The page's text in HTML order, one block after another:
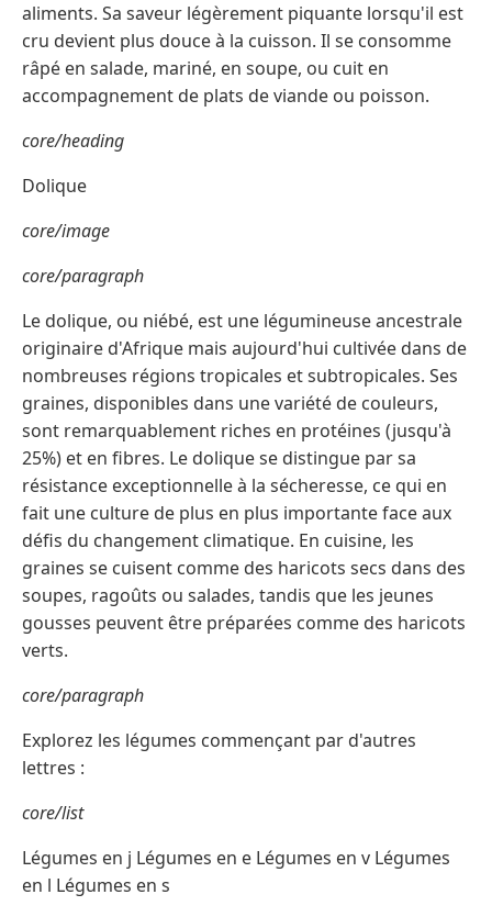
aliments. Sa saveur légèrement piquante lorsqu'il est
cru devient plus douce à la cuisson. Il se consomme
râpé en salade, mariné, en soupe, ou cuit en
accompagnement de plats de viande ou poisson.
core/heading
Dolique
core/image
core/paragraph
Le dolique, ou niébé, est une légumineuse ancestrale
originaire d'Afrique mais aujourd'hui cultivée dans de
nombreuses régions tropicales et subtropicales. Ses
graines, disponibles dans une variété de couleurs,
sont remarquablement riches en protéines (jusqu'à
25%) et en fibres. Le dolique se distingue par sa
résistance exceptionnelle à la sécheresse, ce qui en
fait une culture de plus en plus importante face aux
défis du changement climatique. En cuisine, les
graines se cuisent comme des haricots secs dans des
soupes, ragoûts ou salades, tandis que les jeunes
gousses peuvent être préparées comme des haricots
verts.
core/paragraph
Explorez les légumes commençant par d'autres
lettres :
core/list
Légumes en j Légumes en e Légumes en v Légumes
en l Légumes en s